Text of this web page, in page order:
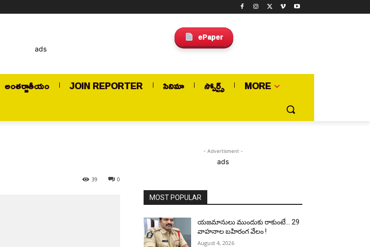
ads
ePaper
అంతర్జాతీయం JOIN REPORTER సినిమా స్పోర్ట్స్ MORE
0
39
- Advertisment -
ads
MOST POPULAR
యజమానులు ముందుకు రాకుంటే… 29
వాహనాల బహిరంగ వేలం !
August 4, 2026